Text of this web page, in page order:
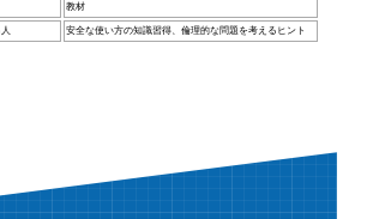
教材
安全な使い方の知識習得、倫理的な問題を考えるヒント